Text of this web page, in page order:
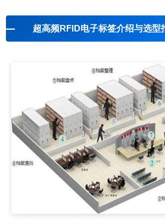
超高频RFID电子标签介绍与选型